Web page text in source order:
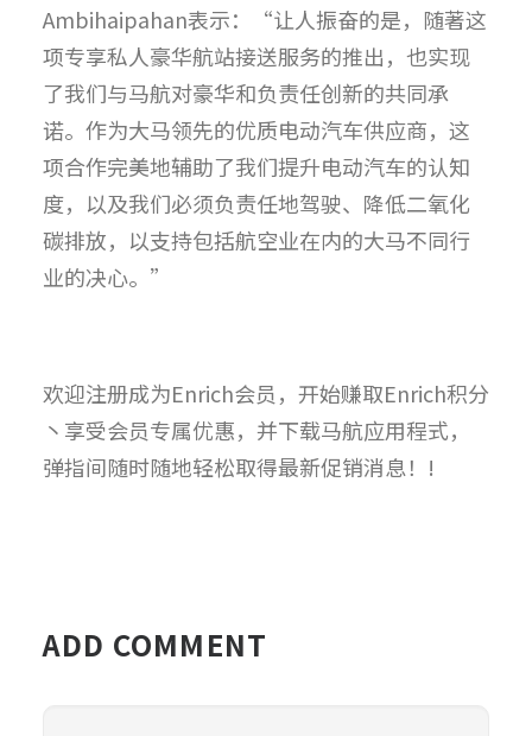
Ambihaipahan表示：“让人振奋的是，随著这
项专享私人豪华航站接送服务的推出，也实现
了我们与马航对豪华和负责任创新的共同承
诺。作为大马领先的优质电动汽车供应商，这
项合作完美地辅助了我们提升电动汽车的认知
度，以及我们必须负责任地驾驶、降低二氧化
碳排放，以支持包括航空业在内的大马不同行
业的决心。”
欢迎注册成为Enrich会员，开始赚取Enrich积分
丶享受会员专属优惠，并下载马航应用程式，
弹指间随时随地轻松取得最新促销消息！!
ADD COMMENT